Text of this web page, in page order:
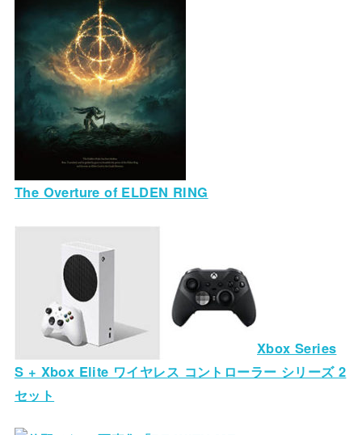
The Overture of ELDEN RING
Xbox Series
S + Xbox Elite ワイヤレス コントローラー シリーズ 2
セット